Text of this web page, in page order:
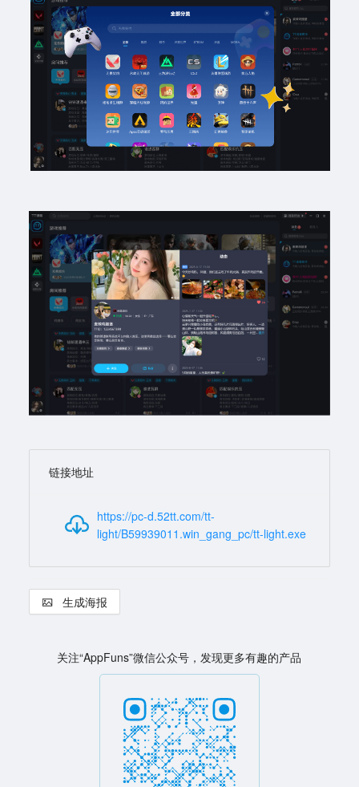
链接地址
https://pc-d.52tt.com/tt-
light/B59939011.win_gang_pc/tt-light.exe
生成海报
关注“AppFuns”微信公众号，发现更多有趣的产品